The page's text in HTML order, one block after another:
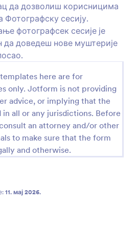
да дозволиш корисницима
сесију.
фотографсек сесије је
да доведеш нове муштерије
here are for
only. Jotform is not providing
advice, or implying that the
all or any jurisdictions. Before
an attorney and/or other
to make sure that the form
and otherwise.
11. мај 2026.
Преглед